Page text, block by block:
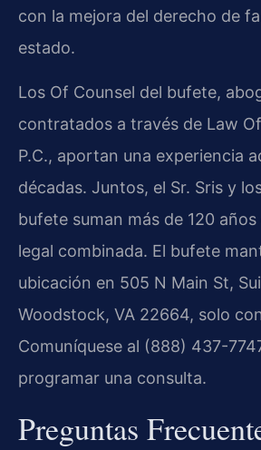
con la mejora del derecho de
estado.
Los Of Counsel del bufete,
contratados a través de Law
P.C., aportan una experiencia
décadas. Juntos, el Sr. Sris y
bufete suman más de 120
legal combinada. El bufete
ubicación en 505 N Main St,
Woodstock, VA 22664, solo
Comuníquese al (888) 437-
programar una consulta.
Preguntas